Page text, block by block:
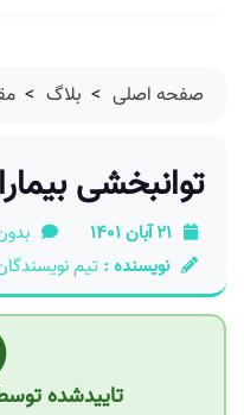
صفحه اصلی > بلاگ >
توانبخشی
21 آبان 1401
نویسنده : تیم
تاییدشده